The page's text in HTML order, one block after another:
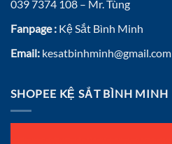
039 7374 108 – Mr. Tùng
Fanpage : Kệ Sắt Bình Minh
Email: kesatbinhminh@gmail.com
SHOPEE KỆ SẮT BÌNH MINH